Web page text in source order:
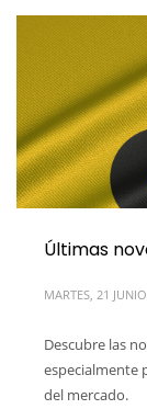
Últimas
MARTES, 21
Descubre las
especialmente
del mercado.